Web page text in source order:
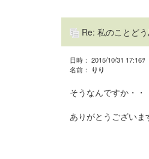
Re: 私のことど
日時： 2015/10/31 17:16ﾂ
名前：
りり
そうなんですか・・
ありがとうございま